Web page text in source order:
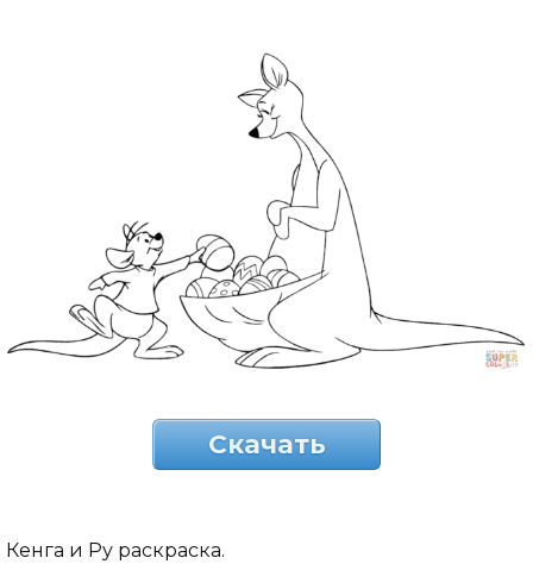
Скачать
Кенга и Ру раскраска.